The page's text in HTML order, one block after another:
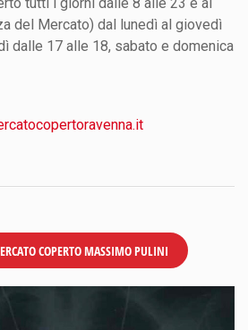
del Mercato) dal lunedì al giovedì
dalle 17 alle 18, sabato e domenica
COPERTO MASSIMO PULINI